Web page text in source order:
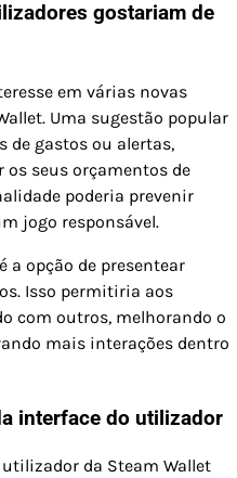
gostariam de
em várias novas
Uma sugestão popular
de gastos ou alertas,
seus orçamentos de
poderia prevenir
jogo responsável.
a opção de presentear
Isso permitiria aos
com outros, melhorando o
mais interações dentro
interface do utilizador
da Steam Wallet